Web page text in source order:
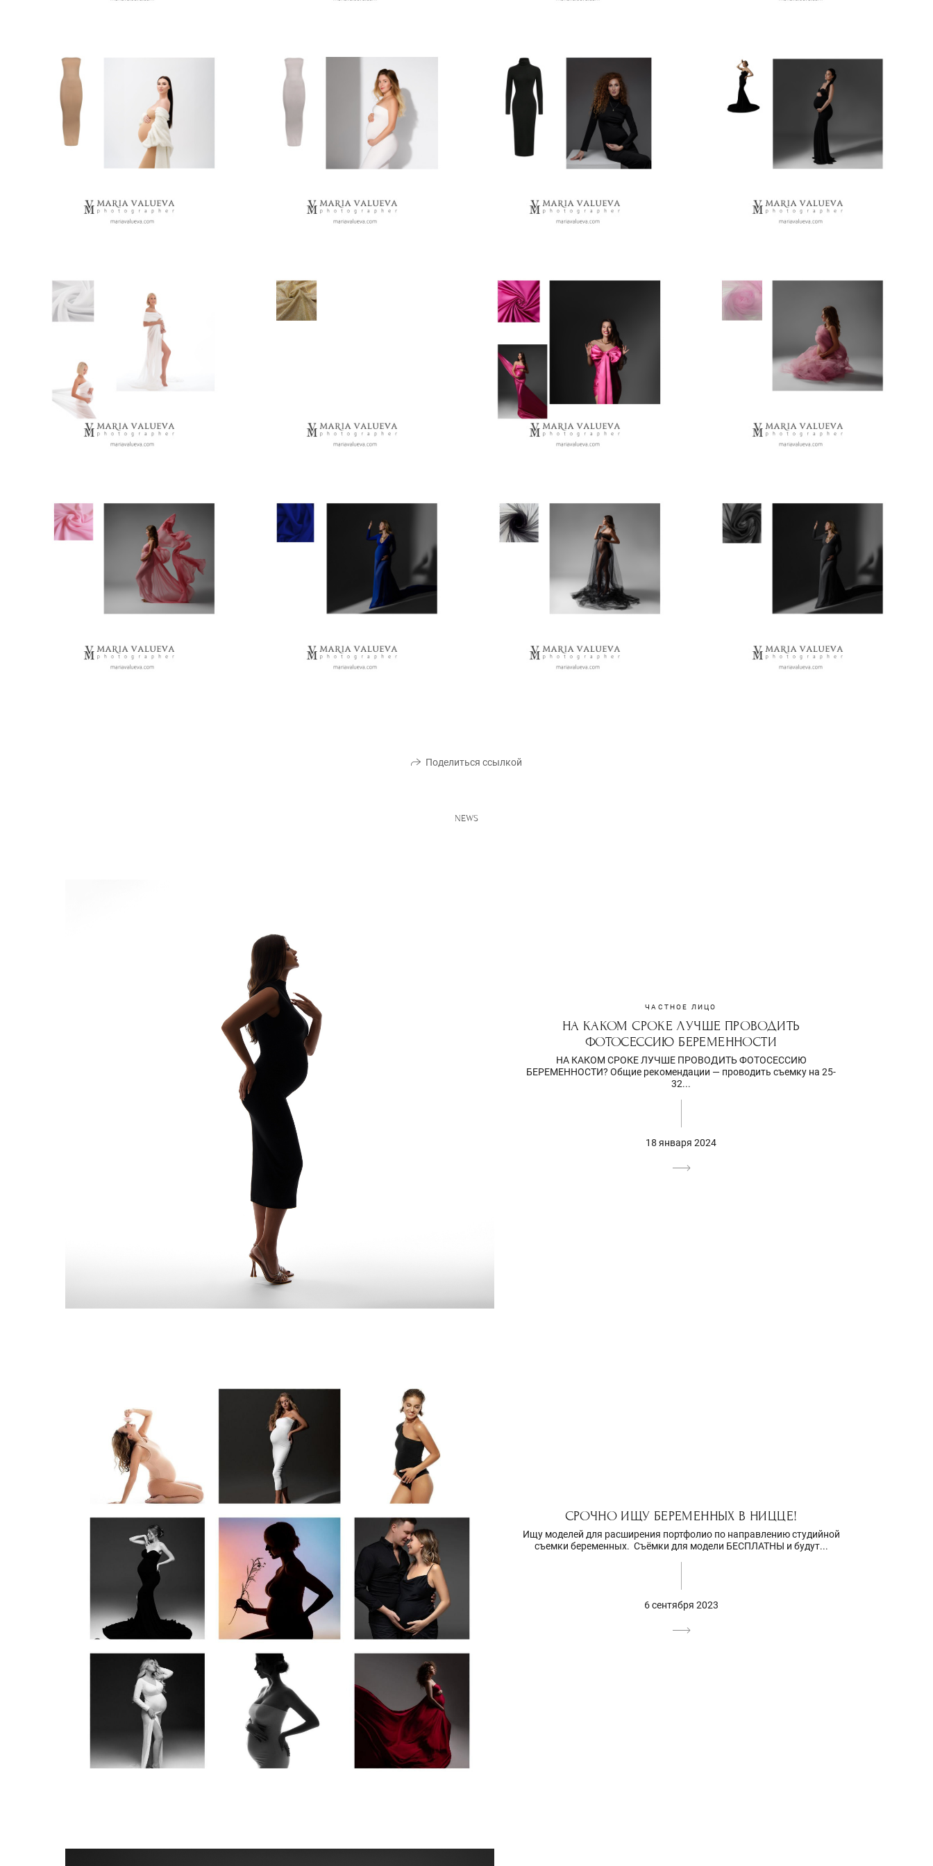
Поделиться ссылкой
NEWS
ЧАСТНОЕ ЛИЦО
НА КАКОМ СРОКЕ ЛУЧШЕ ПРОВОДИТЬ
ФОТОСЕССИЮ БЕРЕМЕННОСТИ
НА КАКОМ СРОКЕ ЛУЧШЕ ПРОВОДИТЬ ФОТОСЕССИЮ
БЕРЕМЕННОСТИ? Общие рекомендации — проводить съемку на 25-
32...
18 января 2024
СРОЧНО ИЩУ БЕРЕМЕННЫХ В НИЦЦЕ!
Ищу моделей для расширения портфолио по направлению студийной
съемки беременных. Съёмки для модели БЕСПЛАТНЫ и будут...
6 сентября 2023